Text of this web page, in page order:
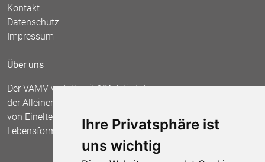
Ihre Privatsphäre ist
uns wichtig
Kontakt
Datenschutz
Impressum
Über uns
Der VAMV vertritt seit 1967 die Interessen
der Alleinerziehenden und fordert die Anerkennung
von Einelternfamilien als gleichberechtigte
Lebensform.